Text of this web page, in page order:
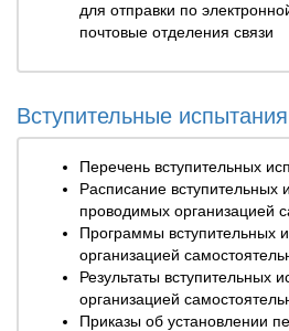
для отправки по
почтовые отделения связи
Вступительные испытания
Перечень вступительных
Расписание вступительных
проводимых организацией
Программы вступительных
организацией
Результаты вступительных
организацией
Приказы об установлении